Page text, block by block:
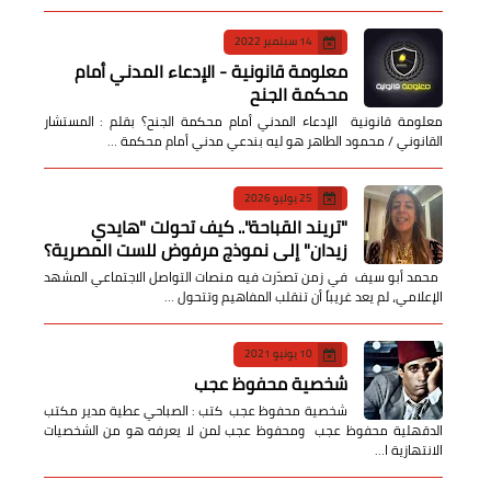
14 سبتمبر 2022
معلومة قانونية - الإدعاء المدني أمام
محكمة الجنح
معلومة قانونية الإدعاء المدني أمام محكمة الجنح؟ بقلم : المستشار
القانوني / محمود الطاهر هو ليه بندعي مدني أمام محكمة …
25 يوليو 2026
​"تريند القباحة".. كيف تحولت "هايدي
زيدان" إلى نموذج مرفوض للست المصرية؟
​ محمد أبو سيف ​في زمن تصدّرت فيه منصات التواصل الاجتماعي المشهد
الإعلامي، لم يعد غريباً أن تنقلب المفاهيم وتتحول …
10 يونيو 2021
شخصية محفوظ عجب
شخصية محفوظ عجب كتب : الصباحي عطية مدير مكتب
الدقهلية محفوظ عجب ومحفوظ عجب لمن لا يعرفه هو من الشخصيات
الانتهازية ا…